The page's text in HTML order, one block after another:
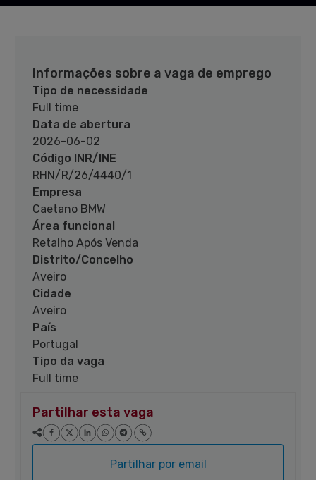
Informações sobre a vaga de emprego
Tipo de necessidade
Full time
Data de abertura
2026-06-02
Código INR/INE
RHN/R/26/4440/1
Empresa
Caetano BMW
Área funcional
Retalho Após Venda
Distrito/Concelho
Aveiro
Cidade
Aveiro
País
Portugal
Tipo da vaga
Full time
Partilhar esta vaga
Partilhar por email